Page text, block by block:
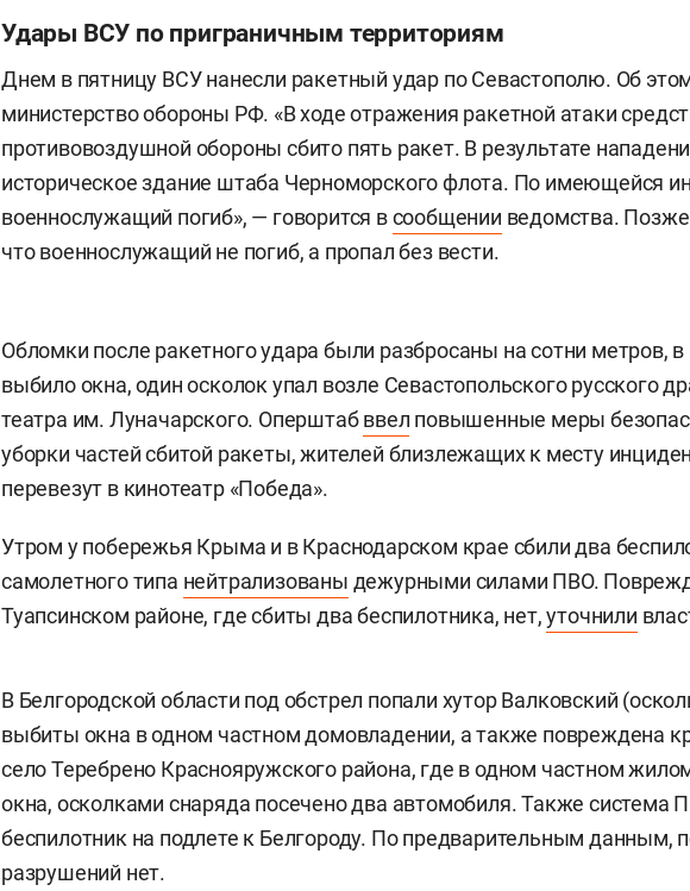
Удары ВСУ по приграничным территориям
Днем в пятницу ВСУ нанесли ракетный удар по Севастополю. Об
министерство обороны РФ. «В ходе отражения ракетной атаки
противовоздушной обороны сбито пять ракет. В результате
историческое здание штаба Черноморского флота. По имеющейся
военнослужащий погиб», — говорится всообщении ведомства.
что военнослужащий не погиб, а пропал без вести.
Обломки после ракетного удара были разбросаны на сотни метров,
выбило окна, один осколок упал возле Севастопольского русского
театра им. Луначарского. Оперштабввел повышенные меры
уборки частей сбитой ракеты, жителей близлежащих к месту
перевезут в кинотеатр «Победа».
Утром у побережья Крыма и в Краснодарском крае сбили два
самолетного типа нейтрализованы дежурными силами ПВО.
Туапсинском районе, где сбиты два беспилотника, нет,уточнили
В Белгородской области под обстрел попали хутор Валковский
выбиты окна в одном частном домовладении, а также повреждена
село Теребрено Краснояружского района, где в одном частном
окна, осколками снаряда посечено два автомобиля. Также система
беспилотник на подлете к Белгороду. По предварительным данным,
разрушений нет.